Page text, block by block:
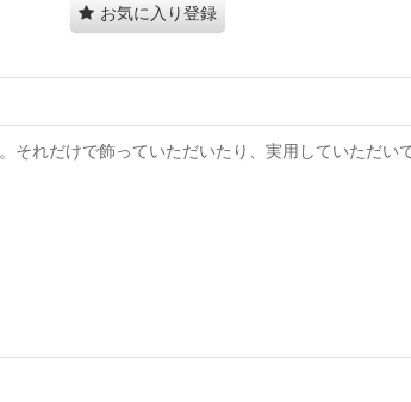
お気に入り登録
れだけで飾っていただいたり、実用していただ